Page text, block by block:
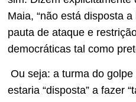
Maia, “não está disposta
pauta de ataque e
democráticas tal como
Ou seja: a turma do
estaria “disposta” a fazer